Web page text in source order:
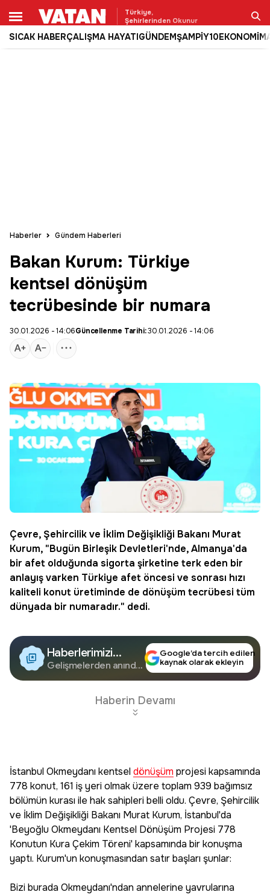
Türkiye,
Şehirlerinden Okunur
SICAK HABERÇALIŞMA HAYATIGÜNDEMŞAMPİY10EKONOMİ
Ara
Haberler Gündem Haberleri
Bakan Kurum: Türkiye
kentsel dönüşüm
tecrübesinde bir numara
30.01.2026 - 14:06Güncellenme Tarihi:30.01.2026 - 14:06
Çevre, Şehircilik ve İklim Değişikliği Bakanı Murat
Kurum, "Bugün Birleşik Devletleri'nde, Almanya'da
bir afet olduğunda sigorta şirketine terk eden bir
anlayış varken Türkiye afet öncesi ve sonrası hızı
kaliteli konut üretiminde de dönüşüm tecrübesi tüm
dünyada bir numaradır." dedi.
Haberlerimizi
Google'da Takip
Edin
Gelişmelerden anında
Google’da tercih edilen
kaynak olarak ekleyin
Haberin Devamı
İstanbul Okmeydanı kentseldönüşüm projesi kapsamında
778 konut, 161 iş yeri olmak üzere toplam 939 bağımsız
bölümün kurası ile hak sahipleri belli oldu. Çevre, Şehircilik
ve İklim Değişikliği Bakanı Murat Kurum, İstanbul'da
'Beyoğlu Okmeydanı Kentsel Dönüşüm Projesi 778
Konutun Kura Çekim Töreni' kapsamında bir konuşma
yaptı. Kurum'un konuşmasından satır başları şunlar:
Bizi burada Okmeydanı'ndan annelerine yavrularına